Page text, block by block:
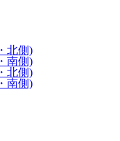
北側)
南側)
北側)
南側)